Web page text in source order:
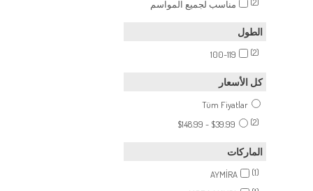
مناسب لجميع المواسم
الطول
100-119 (2)
كل الأسعار
Tüm Fiyatlar
$39.99 - $148.99
(2)
الماركات
AYMİRA
(1)